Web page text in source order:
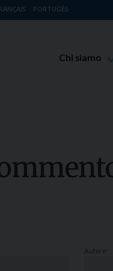
PORTUGÊS
Chi siamo
Luoghi delle
Autore: